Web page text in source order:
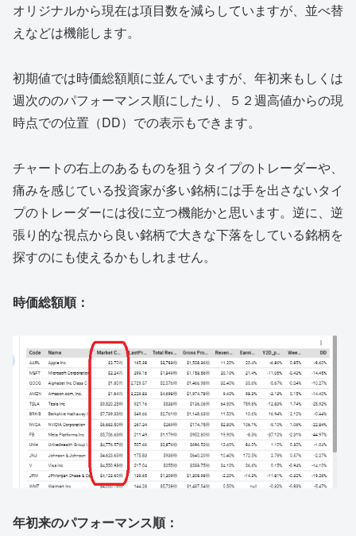
オリジナルから現在は項目数を減らしていますが、並べ替
えなどは機能します。
初期値では時価総額順に並んでいますが、年初来もしくは
週次ののパフォーマンス順にしたり、５２週高値からの現
時点での位置（DD）での表示もできます。
チャートの右上のあるものを狙うタイプのトレーダーや、
痛みを感じている投資家が多い銘柄には手を出さないタイ
プのトレーダーには役に立つ機能かと思います。逆に、逆
張り的な視点から良い銘柄で大きな下落をしている銘柄を
探すのにも使えるかもしれません。
時価総額順：
年初来のパフォーマンス順：